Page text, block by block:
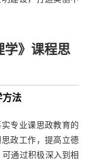
学》课程思
方法
专业课思政教育的
政工作，提高立德
可通过积极深入到相